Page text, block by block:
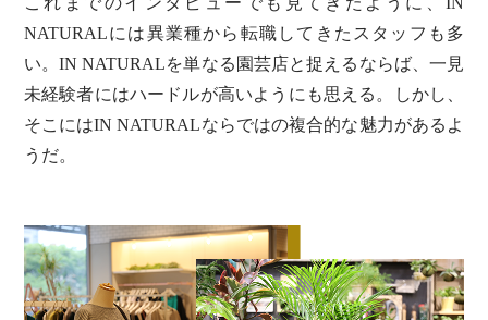
NATURALには異業種から転職してきたスタッフも多
い。IN NATURALを単なる園芸店と捉えるならば、一見
未経験者にはハードルが高いようにも思える。しかし、
そこにはIN NATURALならではの複合的な魅力があるよ
うだ。